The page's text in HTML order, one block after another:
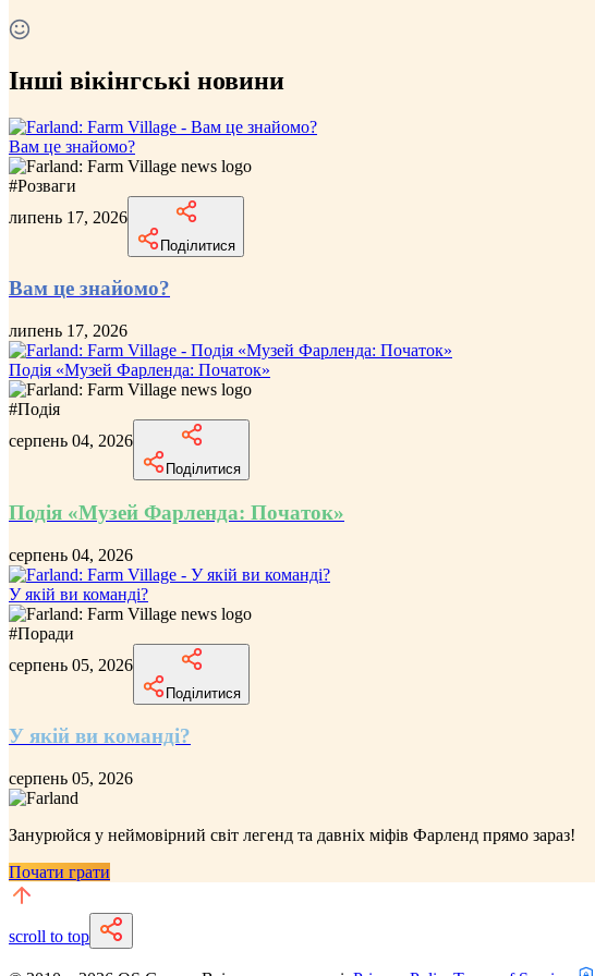
Інші вікінгські новини
Вам це знайомо?
#Розваги
липень 17, 2026
Поділитися
Вам це знайомо?
липень 17, 2026
Подія «Музей Фарленда: Початок»
#Подія
серпень 04, 2026
Поділитися
Подія «Музей Фарленда: Початок»
серпень 04, 2026
У якій ви команді?
#Поради
серпень 05, 2026
Поділитися
У якій ви команді?
серпень 05, 2026
Занурюйся у неймовірний світ легенд та давніх міфів Фарленд прямо зараз!
Почати грати
scroll to top